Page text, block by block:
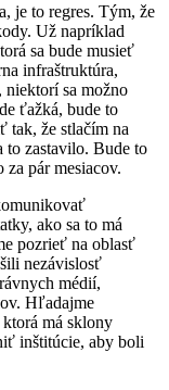
je to regres. Tým, že
Už napríklad
sa bude musieť
infraštruktúra,
sa možno
ťažká, bude to
tak, že stlačím na
to zastavilo. Bude to
pár mesiacov.
ako sa to má
pozrieť na oblasť
nezávislosť
médií,
Hľadajme
má sklony
inštitúcie, aby boli